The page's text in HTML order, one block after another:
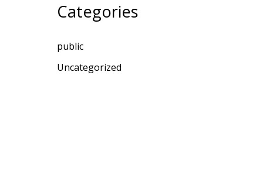
Categories
public
Uncategorized